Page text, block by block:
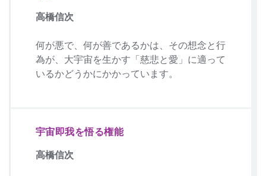
高橋信次
何が悪で、何が善であるかは、その想念と行
為が、大宇宙を生かす「慈悲と愛」に適って
いるかどうかにかかっています。
宇宙即我を悟る権能
高橋信次